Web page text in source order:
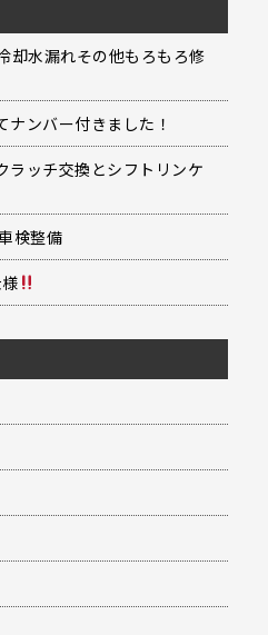
却水漏れその他もろもろ修
ナンバー付きました！
ッチ交換とシフトリンケ
検整備